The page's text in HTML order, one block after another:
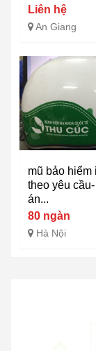
Liên hệ
An Giang
mũ bảo hiểm
theo yêu
án...
80 ngàn
Hà Nội